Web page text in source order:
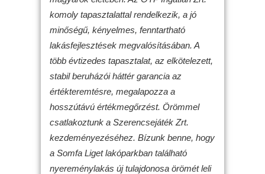
komoly tapasztalattal rendelkezik, a jó
minőségű, kényelmes, fenntartható
lakásfejlesztések megvalósításában. A
több évtizedes tapasztalat, az elkötelezett,
stabil beruházói háttér garancia az
értékteremtésre, megalapozza a
hosszútávú értékmegőrzést. Örömmel
csatlakoztunk a Szerencsejáték Zrt.
kezdeményezéséhez. Bízunk benne, hogy
a Somfa Liget lakóparkban található
nyereménylakás új tulajdonosa örömét leli